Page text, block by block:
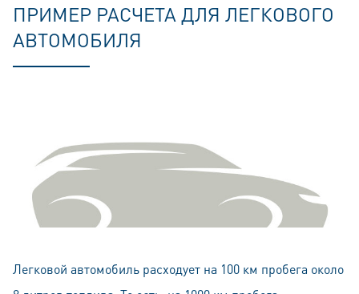
ПРИМЕР РАСЧЕТА ДЛЯ ЛЕГКОВОГО
АВТОМОБИЛЯ
Легковой автомобиль расходует на 100 км пробега около